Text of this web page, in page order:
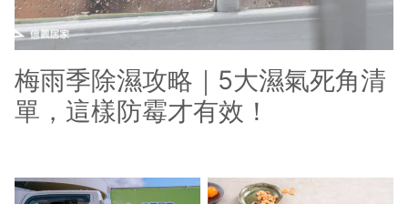
梅雨季除濕攻略｜5大濕氣死角清
單，這樣防霉才有效！